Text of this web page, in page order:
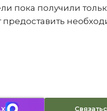
пока получили
предоставить